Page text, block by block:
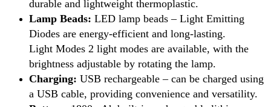
durable and lightweight thermoplastic.
Lamp Beads: LED lamp beads – Light Emitting
Diodes are energy-efficient and long-lasting.
Light Modes 2 light modes are available, with the
brightness adjustable by rotating the lamp.
Charging: USB rechargeable – can be charged using
a USB cable, providing convenience and versatility.